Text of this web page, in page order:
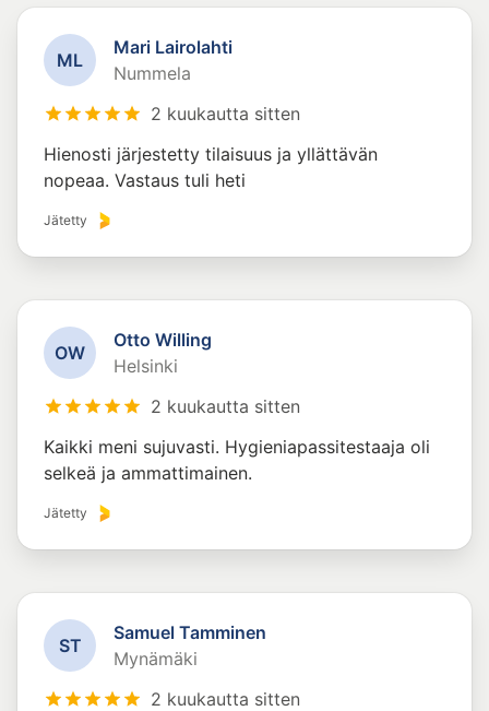
ML
Mari Lairolahti
Nummela
2 kuukautta sitten
Hienosti järjestetty tilaisuus ja yllättävän
nopeaa. Vastaus tuli heti
Jätetty
OW
Otto Willing
Helsinki
2 kuukautta sitten
Kaikki meni sujuvasti. Hygieniapassitestaaja oli
selkeä ja ammattimainen.
Jätetty
ST
Samuel Tamminen
Mynämäki
2 kuukautta sitten